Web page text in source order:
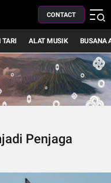
CONTACT
TARI ALAT MUSIK BUSANA
Penjaga